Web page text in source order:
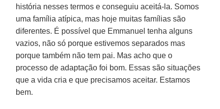
história nesses termos e conseguiu aceitá-la. Somos
uma família atípica, mas hoje muitas famílias são
diferentes. É possível que Emmanuel tenha alguns
vazios, não só porque estivemos separados mas
porque também não tem pai. Mas acho que o
processo de adaptação foi bom. Essas são situações
que a vida cria e que precisamos aceitar. Estamos
bem.